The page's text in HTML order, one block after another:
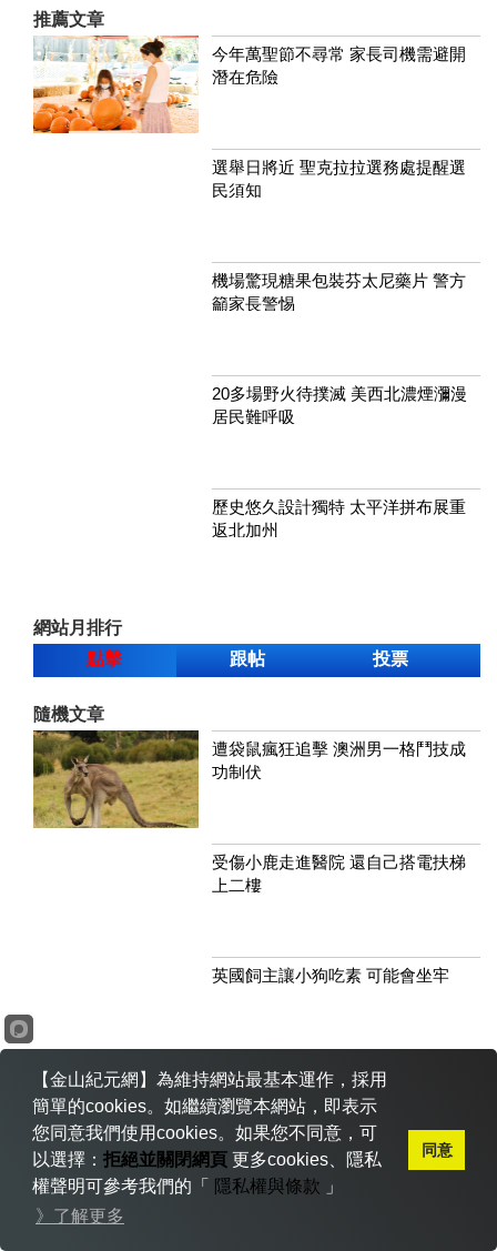
推薦文章
今年萬聖節不尋常 家長司機需避開
潛在危險
選舉日將近 聖克拉拉選務處提醒選
民須知
機場驚現糖果包裝芬太尼藥片 警方
籲家長警惕
20多場野火待撲滅 美西北濃煙瀰漫
居民難呼吸
歷史悠久設計獨特 太平洋拼布展重
返北加州
網站月排行
點擊
跟帖 投票
隨機文章
遭袋鼠瘋狂追擊 澳洲男一格鬥技成
功制伏
受傷小鹿走進醫院 還自己搭電扶梯
上二樓
英國飼主讓小狗吃素 可能會坐牢
社交媒體易導致憂鬱症 專家建議：
告別手機依賴
【金山紀元網】為維持網站最基本運作，採用
簡單的cookies。如繼續瀏覽本網站，即表示
您同意我們使用cookies。如果您不同意，可
以選擇： 拒絕並關閉網頁更多cookies、隱私
權聲明可參考我們的「
隱私權與條款 」
》了解更多
同意